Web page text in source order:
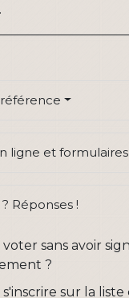
.
ligne et formulaires
Réponses !
sans avoir
?
sur la